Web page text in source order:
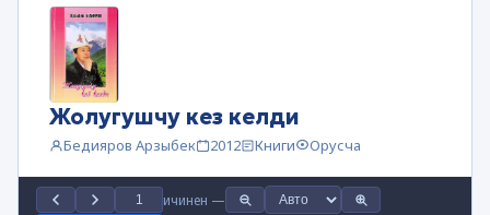
Жолугушчу кез келди
Бедияров Арзыбек 2012 Книги Орусча
ичинен —